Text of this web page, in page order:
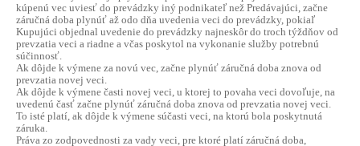
kúpenú vec uviesť do prevádzky iný podnikateľ než Predávajúci, začne
záručná doba plynúť až odo dňa uvedenia veci do prevádzky, pokiaľ
Kupujúci objednal uvedenie do prevádzky najneskôr do troch týždňov od
prevzatia veci a riadne a včas poskytol na vykonanie služby potrebnú
súčinnosť.
Ak dôjde k výmene za novú vec, začne plynúť záručná doba znova od
prevzatia novej veci.
Ak dôjde k výmene časti novej veci, u ktorej to povaha veci dovoľuje, na
uvedenú časť začne plynúť záručná doba znova od prevzatia novej veci.
To isté platí, ak dôjde k výmene súčasti veci, na ktorú bola poskytnutá
záruka.
Práva zo zodpovednosti za vady veci, pre ktoré platí záručná doba,